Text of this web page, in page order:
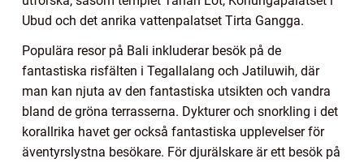
Ubud och det anrika vattenpalatset Tirta Gangga.
Populära resor på Bali inkluderar besök på de
fantastiska risfälten i Tegallalang och Jatiluwih, där
man kan njuta av den fantastiska utsikten och vandra
bland de gröna terrasserna. Dykturer och snorkling i det
korallrika havet ger också fantastiska upplevelser för
äventyrslystna besökare. För djurälskare är ett besök på